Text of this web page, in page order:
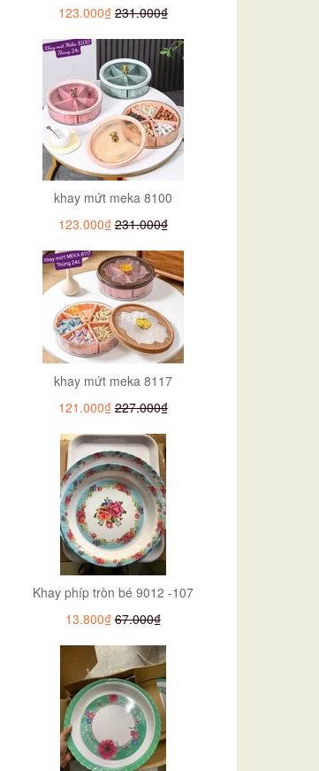
123.000₫ 231.000₫
khay mứt meka 8100
123.000₫ 231.000₫
khay mứt meka 8117
121.000₫ 227.000₫
Khay phíp tròn bé 9012 -107
13.800₫ 67.000₫